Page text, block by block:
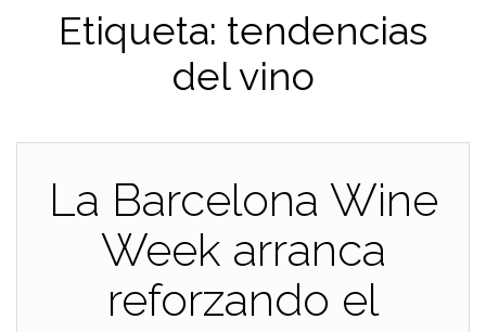
Etiqueta: tendencias
del vino
La Barcelona Wine
Week arranca
reforzando el